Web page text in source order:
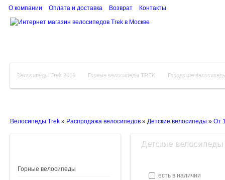
О компании Оплата и доставка Возврат Контакты
Велосипеды Trek 2019 Горные велосипеды TREK Городские
Велосипеды Trek » Распродажа велосипедов » Детские велосипеды » От
Горные велосипеды
Детские
есть в наличии